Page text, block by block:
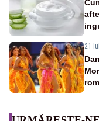
21